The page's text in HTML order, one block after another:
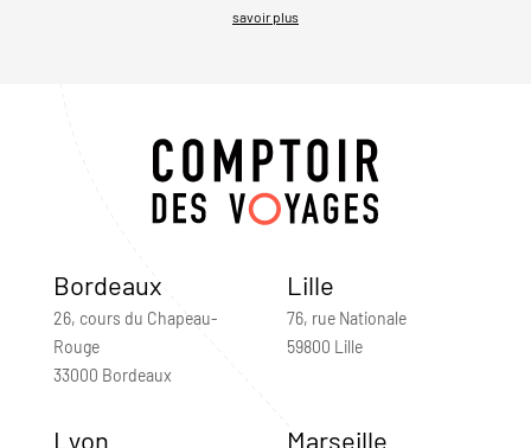
savoir plus
Bordeaux
26, cours du Chapeau-
Rouge
33000 Bordeaux
Lille
76, rue Nationale
59800 Lille
Lyon Marseille